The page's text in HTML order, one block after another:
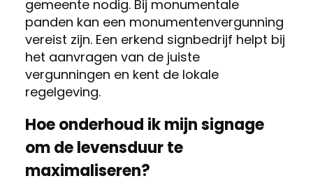
gemeente nodig. Bij monumentale
panden kan een monumentenvergunning
vereist zijn. Een erkend signbedrijf helpt bij
het aanvragen van de juiste
vergunningen en kent de lokale
regelgeving.
Hoe onderhoud ik mijn signage
om de levensduur te
maximaliseren?